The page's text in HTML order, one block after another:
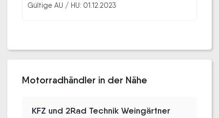
Gültige AU / HU: 01.12.2023
Motorradhändler in der Nähe
KFZ und 2Rad Technik Weingärtner